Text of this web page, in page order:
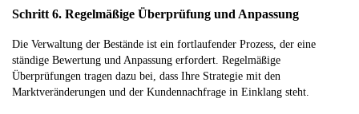
Schritt 6. Regelmäßige Überprüfung und Anpassung
Die Verwaltung der Bestände ist ein fortlaufender Prozess, der eine
ständige Bewertung und Anpassung erfordert. Regelmäßige
Überprüfungen tragen dazu bei, dass Ihre Strategie mit den
Marktveränderungen und der Kundennachfrage in Einklang steht.